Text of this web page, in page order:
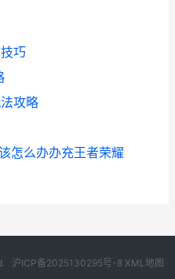
巧
攻略
怎么办办充王者荣耀
沪ICP备2025130295号-8 XML地图